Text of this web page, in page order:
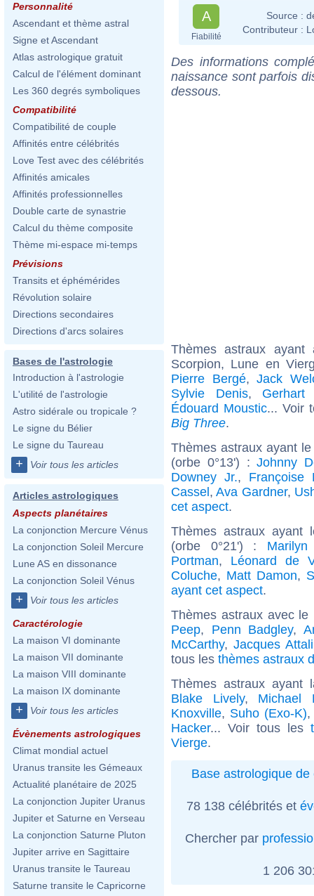
Personnalité
Ascendant et thème astral
Signe et Ascendant
Atlas astrologique gratuit
Calcul de l'élément dominant
Les 360 degrés symboliques
Compatibilité
Compatibilité de couple
Affinités entre célébrités
Love Test avec des célébrités
Affinités amicales
Affinités professionnelles
Double carte de synastrie
Calcul du thème composite
Thème mi-espace mi-temps
Prévisions
Transits et éphémérides
Révolution solaire
Directions secondaires
Directions d'arcs solaires
Bases de l'astrologie
Introduction à l'astrologie
L'utilité de l'astrologie
Astro sidérale ou tropicale ?
Le signe du Bélier
Le signe du Taureau
+ Voir tous les articles
Articles astrologiques
Aspects planétaires
La conjonction Mercure Vénus
La conjonction Soleil Mercure
Lune AS en dissonance
La conjonction Soleil Vénus
+ Voir tous les articles
Caractérologie
La maison VI dominante
La maison VII dominante
La maison VIII dominante
La maison IX dominante
+ Voir tous les articles
Évènements astrologiques
Climat mondial actuel
Uranus transite les Gémeaux
Actualité planétaire de 2025
La conjonction Jupiter Uranus
Jupiter et Saturne en Verseau
La conjonction Saturne Pluton
Jupiter arrive en Sagittaire
Uranus transite le Taureau
Saturne transite le Capricorne
A
Fiabilité
Source :
Contributeur :
Des informations
naissance sont parfois
dessous.
Thèmes astraux
Scorpion, Lune en
Pierre Bergé,Jack
Sylvie Denis, Gerhart
Édouard Moustic... Voir
Big Three.
Thèmes astraux ayant
(orbe 0°13') :Johnny
Downey Jr., Françoise
Cassel,Ava Gardner,
cet aspect.
Thèmes astraux ayant
(orbe 0°21') :
Portman, Léonard de
Coluche, Matt Damon,
ayant cet aspect.
Thèmes astraux avec
Peep, Penn Badgley,
McCarthy, Jacques Attali
tous les thèmes astraux
Thèmes astraux
Blake Lively, Michael
Knoxville, Suho (Exo-K)
Hacker... Voir tous les
Vierge.
Base astrologique de
78 138 célébrités et
Chercher par
1 206